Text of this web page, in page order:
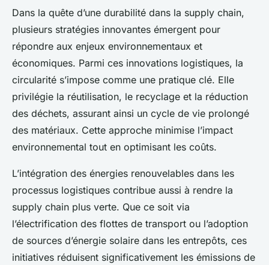
Dans la quête d’une durabilité dans la supply chain,
plusieurs stratégies innovantes émergent pour
répondre aux enjeux environnementaux et
économiques. Parmi ces innovations logistiques, la
circularité s’impose comme une pratique clé. Elle
privilégie la réutilisation, le recyclage et la réduction
des déchets, assurant ainsi un cycle de vie prolongé
des matériaux. Cette approche minimise l’impact
environnemental tout en optimisant les coûts.
L’intégration des énergies renouvelables dans les
processus logistiques contribue aussi à rendre la
supply chain plus verte. Que ce soit via
l’électrification des flottes de transport ou l’adoption
de sources d’énergie solaire dans les entrepôts, ces
initiatives réduisent significativement les émissions de